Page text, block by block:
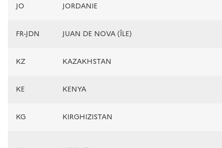
JO JORDANIE
FR-JDN JUAN DE NOVA (ÎLE)
KZ KAZAKHSTAN
KE KENYA
KG KIRGHIZISTAN